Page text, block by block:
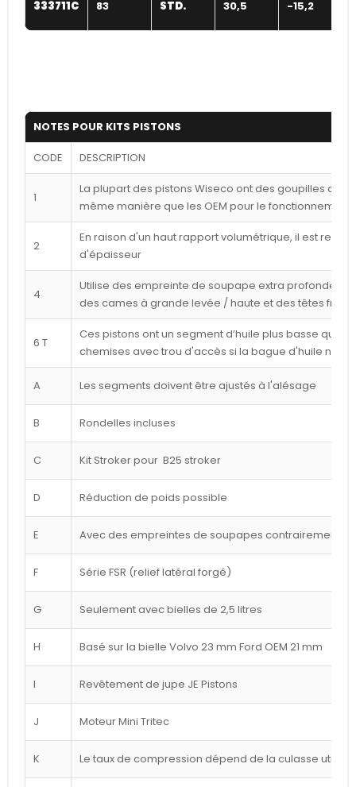
333711C 83 STD. 30,5 -15,2
NOTES POUR KITS PISTONS
CODE DESCRIPTION
1
La plupart des pistons Wiseco ont des goupilles
même manière que les OEM pour le fonctionnement
2
En raison d'un haut rapport volumétrique, il est
d'épaisseur
4
Utilise des empreinte de soupape extra profondes
des cames à grande levée / haute et des têtes
6 T
Ces pistons ont un segment d’huile plus basse que
chemises avec trou d'accès si la bague d'huile
A Les segments doivent être ajustés à l'alésage
B Rondelles incluses
C Kit Stroker pour B25 stroker
D Réduction de poids possible
E Avec des empreintes de soupapes contrairement à
F Série FSR (relief latéral forgé)
G Seulement avec bielles de 2,5 litres
H Basé sur la bielle Volvo 23 mm Ford OEM 21 mm
I Revêtement de jupe JE Pistons
J Moteur Mini Tritec
K Le taux de compression dépend de la culasse